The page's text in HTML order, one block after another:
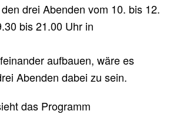
drei Abenden vom 10. bis 12.
bis 21.00 Uhr in
aufbauen, wäre es
Abenden dabei zu sein.
das Programm